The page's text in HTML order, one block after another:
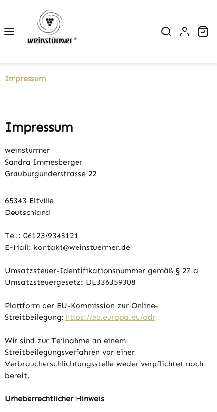
Zum Hauptinhalt springen
Impressum
Impressum
weinstürmer
Sandra Immesberger
Grauburgunderstrasse 22
65343 Eltville
Deutschland
Tel.: 06123/9348121
E-Mail: kontakt@weinstuermer.de
Umsatzsteuer-Identifikationsnummer gemäß § 27 a
Umsatzsteuergesetz: DE336359308
Plattform der EU-Kommission zur Online-
Streitbeilegung: https://ec.europa.eu/odr
Wir sind zur Teilnahme an einem
Streitbeilegungsverfahren vor einer
Verbraucherschlichtungsstelle weder verpflichtet noch
bereit.
Urheberrechtlicher Hinweis